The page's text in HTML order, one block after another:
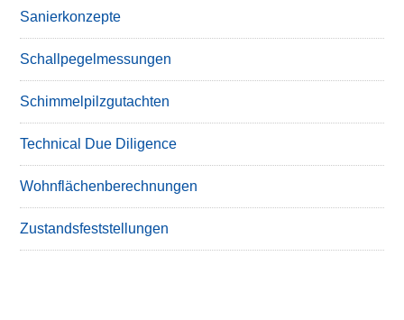
Sanierkonzepte
Schallpegelmessungen
Schimmelpilzgutachten
Technical Due Diligence
Wohnflächenberechnungen
Zustandsfeststellungen